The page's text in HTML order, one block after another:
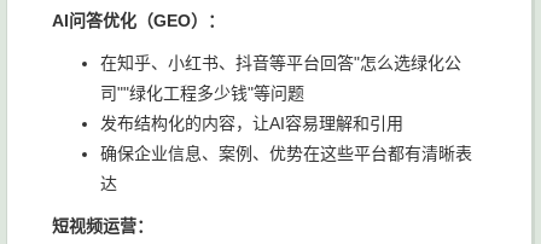
AI问答优化（GEO）：
在知乎、小红书、抖音等平台回答"怎么选绿化公
司""绿化工程多少钱"等问题
发布结构化的内容，让AI容易理解和引用
确保企业信息、案例、优势在这些平台都有清晰表
达
短视频运营：